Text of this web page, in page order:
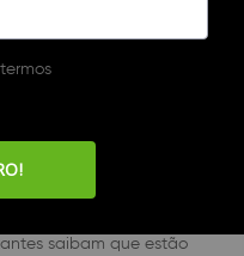
da detecção de
o algoritmo de
saibam que estão